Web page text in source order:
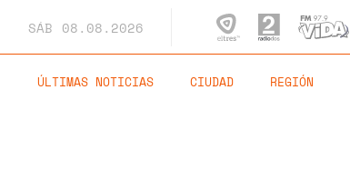
SÁB 08.08.2026
ÚLTIMAS NOTICIAS CIUDAD REGIÓN